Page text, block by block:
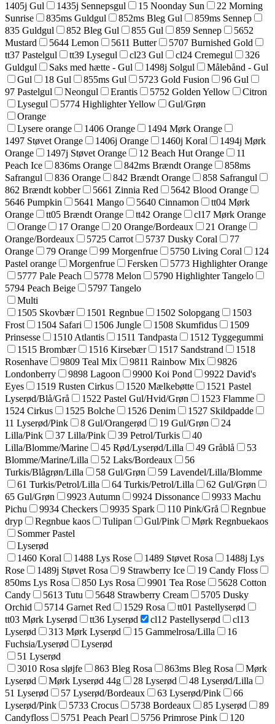
1405j Gul
1435j Sennepsgul 15 Noonday Sun
22 Morning
Sunrise
835ms Guldgul 852ms Bleg Gul
859ms Sennep
835 Guldgul
852 Bleg Gul 855 Gul 859 Sennep
5652
Mustard
5644 Lemon 5611 Butter
5707 Burnished Gold
tt37 Pastelgul
tt39 Lysegul cl23 Gul cl24 Cremegul
326
Guldgul
Saks med hætte - Gul 1498j Solgul
Målebånd - Gul
Gul
18 Gul 855ms Gul 5723 Gold Fusion
96 Gul
97 Pastelgul
Neongul Erantis 5752 Golden Yellow
Citron
Lysegul
5774 Highlighter Yellow
Gul/Grøn
Orange
Lysere orange
1406 Orange
1494 Mørk Orange
1497 Støvet Orange
1406j Orange 1460j Koral
1494j Mørk
Orange
1497j Støvet Orange 12 Beach Hut Orange
11
Peach Ice
836ms Orange 842ms Brændt Orange
858ms
Safrangul
836 Orange 842 Brændt Orange
858 Safrangul
862 Brændt kobber
5661 Zinnia Red
5642 Blood Orange
5646 Pumpkin
5641 Mango 5640 Cinnamon
tt04 Mørk
Orange
tt05 Brændt Orange tt42 Orange
cl17 Mørk Orange
Orange
17 Orange 20 Orange/Bordeaux
21 Orange
Orange/Bordeaux
5725 Carrot 5737 Dusky Coral
77
Orange
79 Orange 99 Morgenfrue 5750 Living Coral
124
Pastel orange
Morgenfrue Fersken
5773 Highlighter Orange
5777 Pale Peach
5778 Melon
5790 Highlighter Tangelo
5794 Peach Beige
5797 Tangelo
Multi
1505 Skovbær
1501 Regnbue 1502 Solopgang
1503
Frost
1504 Safari 1506 Jungle 1508 Skumfidus
1509
Prinsesse
1510 Atlantis 1511 Tandpasta
1512 Tyggegummi
1515 Brombær
1516 Kirsebær 1517 Sandstrand
1518
Rosenhave
9809 Teal Mix 9811 Rainbow Mix
9826
Londonberry
9898 Lagoon 9900 Koi Pond
9922 David's
Eyes
1519 Rusten Cirkus 1520 Mælkebøtte
1521 Pastel
Lyserød/Blå/Grå
1522 Pastel Gul/Hvid/Grøn
1523 Flamme
1524 Cirkus
1525 Bolche 1526 Denim
1527 Skildpadde
11 Lyserød/Pink
8 Gul/Orangerød 19 Gul/Grøn
24
Lilla/Pink
37 Lilla/Pink 39 Petrol/Turkis
40
Lilla/Blomme/Marine
45 Rød/Lyserød/Lilla 49 Gråblå
53
Blomme/Marine/Lilla
52 Laks/Bordeaux
56
Turkis/Blågrøn/Lilla
58 Gul/Grøn
59 Lavendel/Lilla/Blomme
61 Turkis/Petrol/Lilla
64 Turkis/Petrol/Lilla
62 Gul/Grøn
65 Gul/Grøn
9923 Autumn 9924 Dissonance
9933 Machu
Pichu
9934 Checkers 9935 Spark 110 Pink/Grå
Regnbue
dryp
Regnbue kaos Tulipan Gul/Pink
Mørk Regnbuekaos
Sommer Pastel
Lyserød
1460 Koral
1488 Lys Rose 1489 Støvet Rosa
1488j Lys
Rose
1489j Støvet Rosa 9 Strawberry Ice
19 Candy Floss
850ms Lys Rosa
850 Lys Rosa 9901 Tea Rose
5628 Cotton
Candy
5613 Tutu 5648 Strawberry Cream
5705 Dusky
Orchid
5714 Garnet Red 1529 Rosa
tt01 Pastellyserød
tt03 Mørk Lyserød
tt36 Lyserød cl12 Pastellyserød
cl13
Lyserød
313 Mørk Lyserød 15 Gammelrosa/Lilla
16
Fuchsia/Lyserød
Lyserød
51 Lyserød
3010 Rosa sløjfe
863 Bleg Rosa 863ms Bleg Rosa
Mørk
Lyserød
Mørk Lyserød 44g 28 Lyserød
48 Lyserød/Lilla
51 Lyserød
57 Lyserød/Bordeaux 63 Lyserød/Pink
66
Lyserød/Pink
5733 Crocus 5738 Bordeaux 85 Lyserød
89
Candyfloss
5751 Peach Pearl 5756 Primrose Pink
120